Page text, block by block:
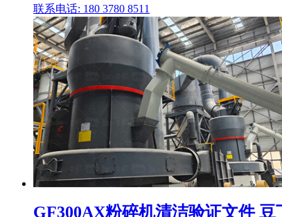
联系电话: 180 3780 8511
GF300AX粉碎机清洁验证文件 豆